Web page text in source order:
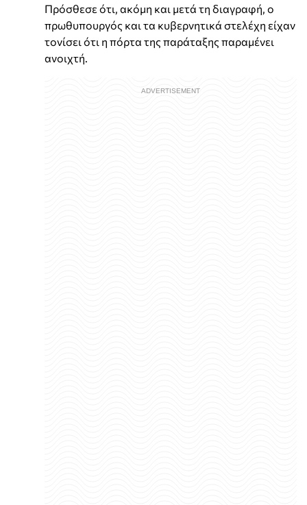
Πρόσθεσε ότι, ακόμη και μετά τη διαγραφή, ο
πρωθυπουργός και τα κυβερνητικά στελέχη είχαν
τονίσει ότι η πόρτα της παράταξης παραμένει
ανοιχτή.